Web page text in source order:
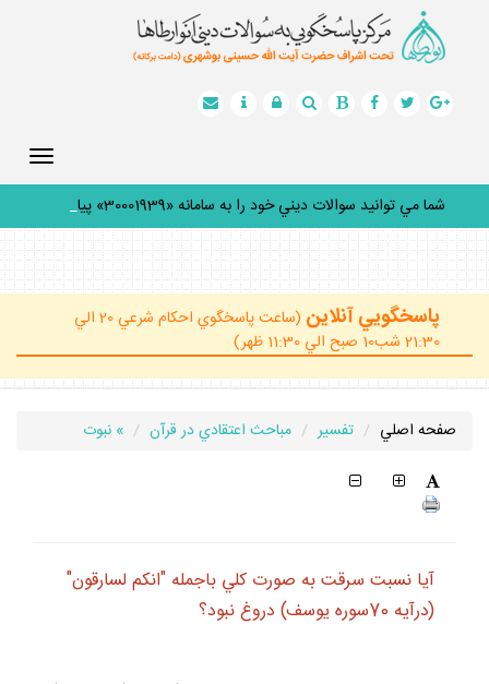
شما مي توانيد سوالات ديني خود را به سامانه «30001939» پيامك
پاسخگويي آنلاين
(ساعت پاسخگوي احكام شرعي 20 الي
21:30 شب10 صبح الي 11:30 ظهر)
صفحه اصلي تفسير مباحث اعتقادي در قرآن » نبوت
آيا نسبت سرقت به صورت كلي باجمله "انكم لسارقون"
(درآيه 70سوره يوسف) دروغ نبود؟